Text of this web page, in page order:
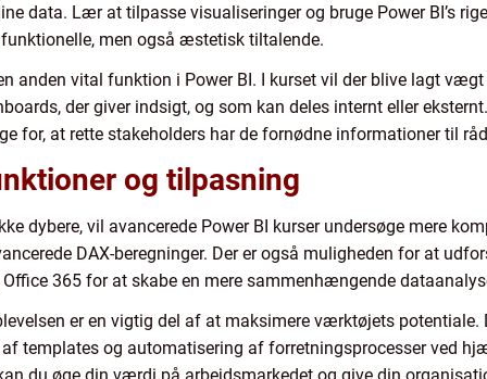
data. Lær at tilpasse visualiseringer og bruge Power BI’s
funktionelle, men også æstetisk tiltalende.
anden vital funktion i Power BI. I kurset vil der blive lagt
der giver indsigt, og som kan deles internt eller
for, at rette stakeholders har de fornødne informationer til
og tilpasning
dybere, vil avancerede Power BI kurser undersøge mere
DAX-beregninger. Der er også muligheden for at
365 for at skabe en mere sammenhængende
er en vigtig del af at maksimere værktøjets
templates og automatisering af forretningsprocesser ved